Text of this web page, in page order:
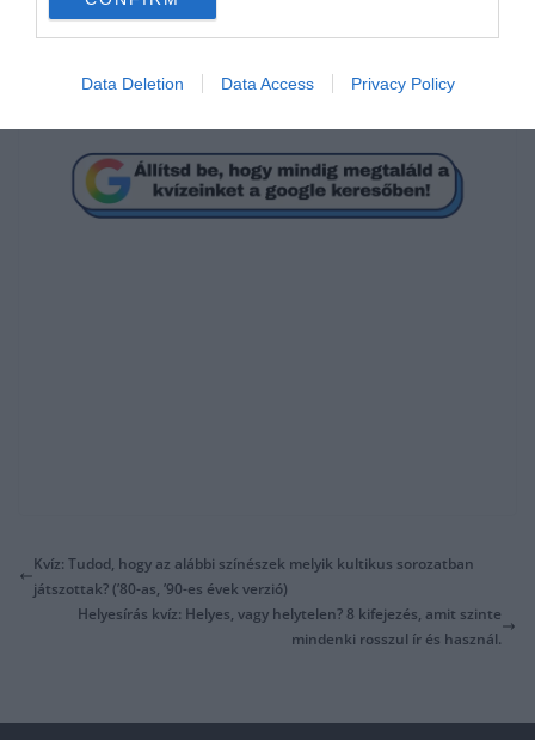
Data Deletion Data Access Privacy Policy
egész alakos
egészalakos
Kvíz: Tudod, hogy az alábbi színészek melyik kultikus sorozatban
játszottak? (’80-as, ’90-es évek verzió)
Helyesírás kvíz: Helyes, vagy helytelen? 8 kifejezés, amit szinte
mindenki rosszul ír és használ.